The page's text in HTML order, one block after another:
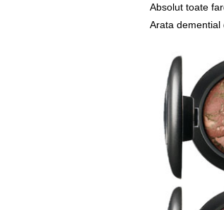
Absolut toate
Arata demential